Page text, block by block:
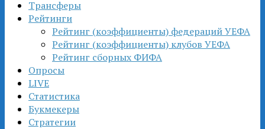
Трансферы
Рейтинги
Рейтинг (коэффициенты) федераций УЕФА
Рейтинг (коэффициенты) клубов УЕФА
Рейтинг сборных ФИФА
Опросы
LIVE
Статистика
Букмекеры
Стратегии